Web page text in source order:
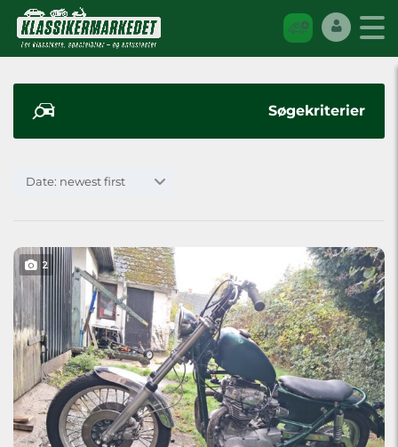
Søgekriterier
Date: newest first
2